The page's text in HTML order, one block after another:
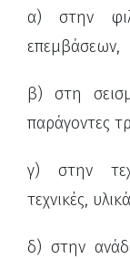
α) στην
επεμβάσεων,
β) στη
παράγοντες
γ) στην
τεχνικές,
δ) στην